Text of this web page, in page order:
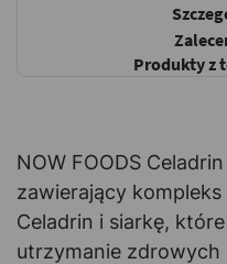
Produkty z
NOW FOODS
zawierający
Celadrin i siarkę,
utrzymanie zdrowych